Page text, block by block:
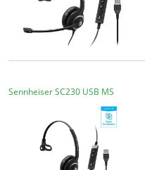
Sennheiser SC230 USB MS